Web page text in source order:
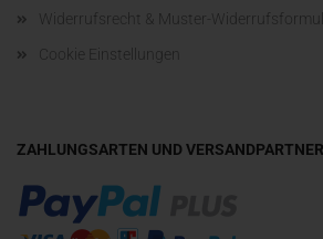
Widerrufsrecht & Muster-
Cookie Einstellungen
ZAHLUNGSARTEN UND VERSANDPARTNER